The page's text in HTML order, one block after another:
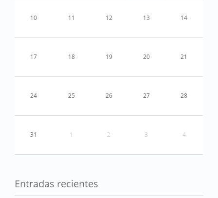
10 11 12 13 14
17 18 19 20 21
24 25 26 27 28
31 1 2 3 4
Entradas recientes